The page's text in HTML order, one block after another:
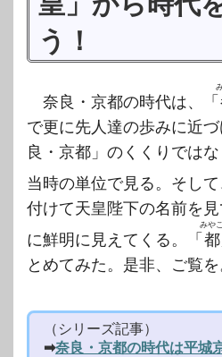
う！
奈良・京都の時代は、「
で更に先人達の歩みに近
良・京都」のくくりでは
当時の単位で見る。そし
付けて天皇陛下の名前を
に鮮明に見えてくる。「都
みやこ
とめてみた。是非、ご覧を
（シリーズ記事）
➡奈良・京都の時代は平城